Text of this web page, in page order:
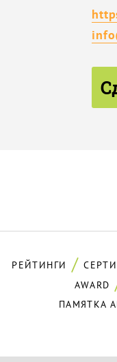
РЕЙТИНГИ
AWARD
ПАМЯТКА